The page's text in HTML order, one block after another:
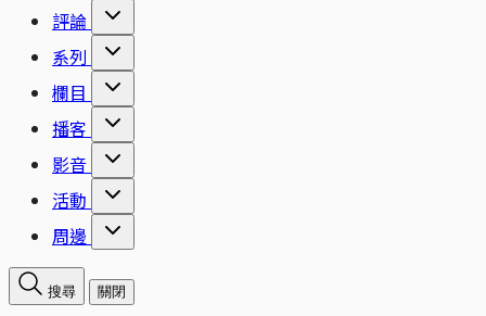
評論
系列
欄目
播客
影音
活動
周邊
搜尋 關閉